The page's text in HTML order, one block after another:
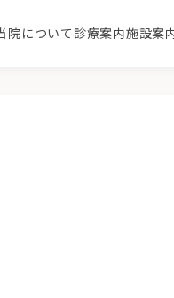
院について 診療案内
・内視鏡内科
施設案